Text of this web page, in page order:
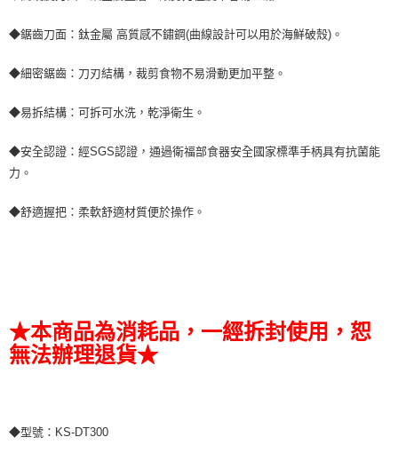
◆鋸齒刀面：鈦金屬 高質感不鏽鋼(曲線設計可以用於海鮮破殼)。
◆細密鋸齒：刀刃結構，裁剪食物不易滑動更加平整。
◆易拆結構：可拆可水洗，乾淨衛生。
◆安全認證：經SGS認證，通過衛福部食器安全國家標準手柄具有抗菌能
力。
◆舒適握把：柔軟舒適材質便於操作。
★本商品為消耗品，一經拆封使用，恕
無法辦理退貨★
◆型號：KS-DT300